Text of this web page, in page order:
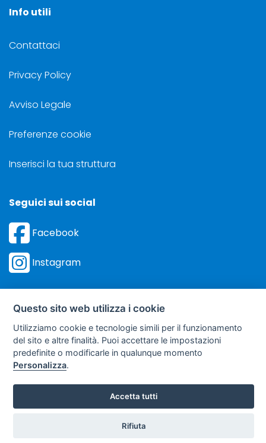
Info utili
Contattaci
Privacy Policy
Avviso Legale
Preferenze cookie
Inserisci la tua struttura
Seguici sui social
Facebook
Instagram
©Sviluppo Turismo Italia S.r.L. unipersonale
via A. Costa, 2 - 63822 Porto San Giorgio (FM) - P.IVA: 01665350433
- R.E.A. FM-195884
Questo sito web utilizza i cookie
Utilizziamo cookie e tecnologie simili per il funzionamento
del sito e altre finalità. Puoi accettare le impostazioni
predefinite o modificarle in qualunque momento
Personalizza.
Accetta tutti
Rifiuta